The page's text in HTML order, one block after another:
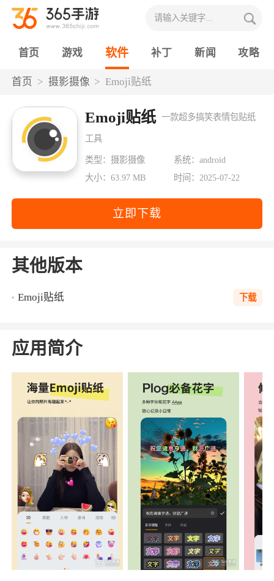
首页 游戏 软件 补丁 新闻 攻略
首页 摄影摄像 Emoji贴纸
Emoji贴纸 一款超多搞笑表情包贴纸
工具
类型：摄影摄像
系统：android
大小：63.97 MB
时间：2025-07-22
立即下载
其他版本
Emoji贴纸 下载
应用简介